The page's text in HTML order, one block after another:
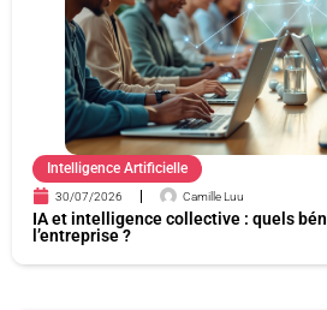
Intelligence Artificielle
30/07/2026 Camille Luu
IA et intelligence collective : quels
l’entreprise ?